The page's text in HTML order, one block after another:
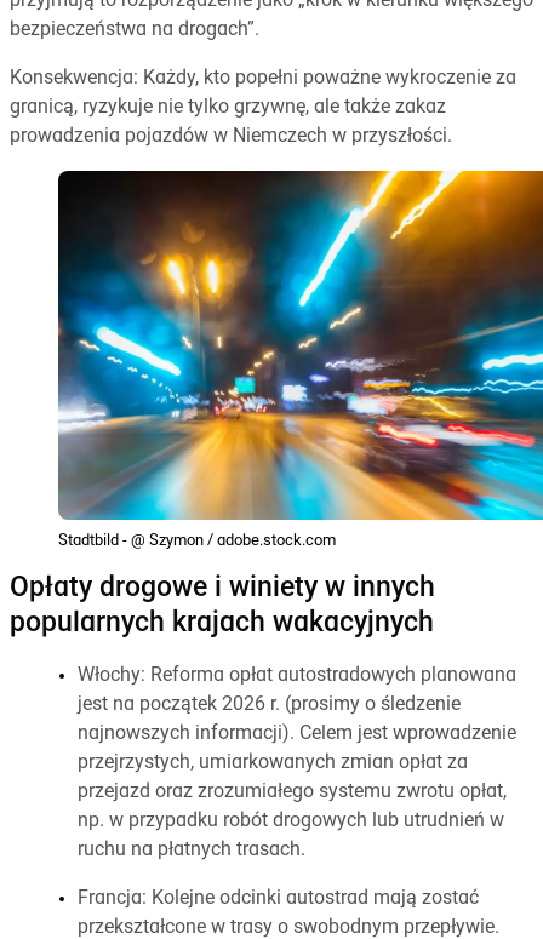
bezpieczeństwa na drogach”.
Konsekwencja: Każdy, kto popełni poważne wykroczenie za
granicą, ryzykuje nie tylko grzywnę, ale także zakaz
prowadzenia pojazdów w Niemczech w przyszłości.
Stadtbild - @ Szymon / adobe.stock.com
Opłaty drogowe i winiety w innych
popularnych krajach wakacyjnych
Włochy: Reforma opłat autostradowych planowana
jest na początek 2026 r. (prosimy o śledzenie
najnowszych informacji). Celem jest wprowadzenie
przejrzystych, umiarkowanych zmian opłat za
przejazd oraz zrozumiałego systemu zwrotu opłat,
np. w przypadku robót drogowych lub utrudnień w
ruchu na płatnych trasach.
Francja: Kolejne odcinki autostrad mają zostać
przekształcone w trasy o swobodnym przepływie.